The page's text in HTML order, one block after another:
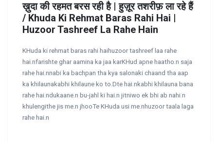
ख़ुदा की रहमत बरस रही है | हुज़ूर तशरीफ़ ला रहे हैं
/ Khuda Ki Rehmat Baras Rahi Hai |
Huzoor Tashreef La Rahe Hain
KHuda ki rehmat baras rahi haihuzoor tashreef laa rahe
hai.nfarishte ghar aamina ka jaa karKHud apne haatho.n saja
rahe hai.nnabi ka bachpan tha kya salonaki chaand tha aap
ka khilaunakabhi khilaune ko to.Dte hai.nkabhi khilauna bana
rahe hai.ndukaane.n bu-jahl ki hai.n jitniwo ek bhi ab nahi.n
khulengithe jis me.n jhooTe KHuda usi me.nhuzoor taala laga
rahe hai.n